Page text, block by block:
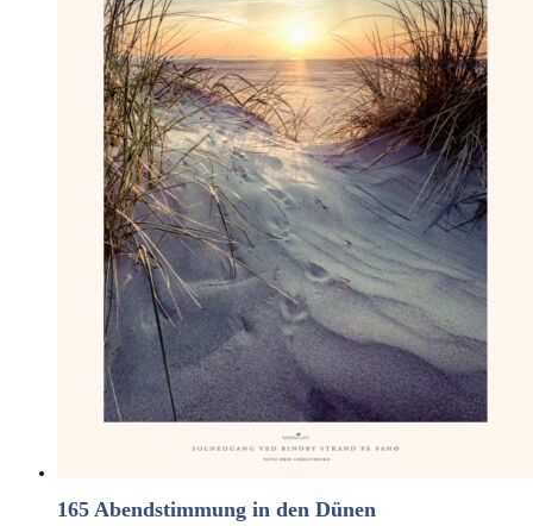
165 Abendstimmung in den Dünen